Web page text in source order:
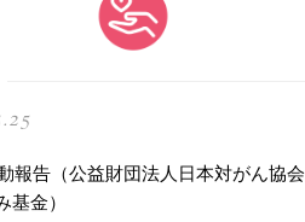
報告（公益財団法人日本対がん協会
基金）